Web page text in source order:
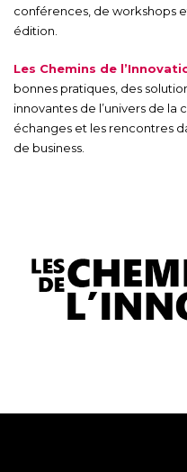
conférences, de workshops
édition.
Les Chemins de
bonnes pratiques, des
innovantes de l’univers de
échanges et les rencontres
de business.